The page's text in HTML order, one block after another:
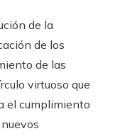
de la
de los
de las
virtuoso que
el cumplimiento